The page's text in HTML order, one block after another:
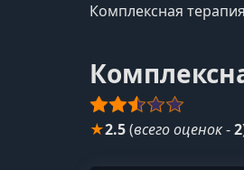
Комплексная
★2.5(всего оценок-2